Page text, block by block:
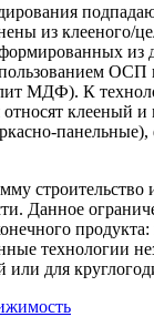
из клееного/
из
МДФ). К
относят клееный
строительство
Данное
технологии
или для